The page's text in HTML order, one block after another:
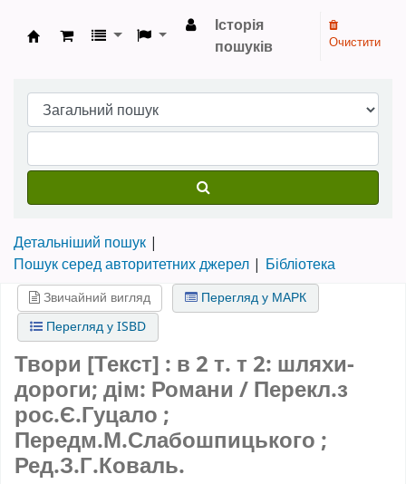
Бібліотека НТШ › Електронний каталог
Історія
пошуків
Очистити
Детальніший пошук
Пошук серед авторитетних джерел
Бібліотека
Звичайний вигляд
Перегляд у МАРК
Перегляд у ISBD
Твори [Текст] : в 2 т. т 2: шляхи-
дороги; дім: Романи / Перекл.з
рос.Є.Гуцало ;
Передм.М.Слабошпицького ;
Ред.З.Г.Коваль.